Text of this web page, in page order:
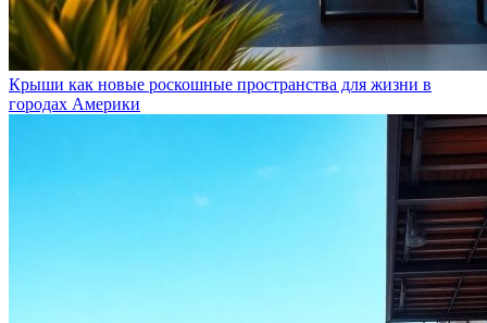
Крыши как новые роскошные пространства для жизни в
городах Америки